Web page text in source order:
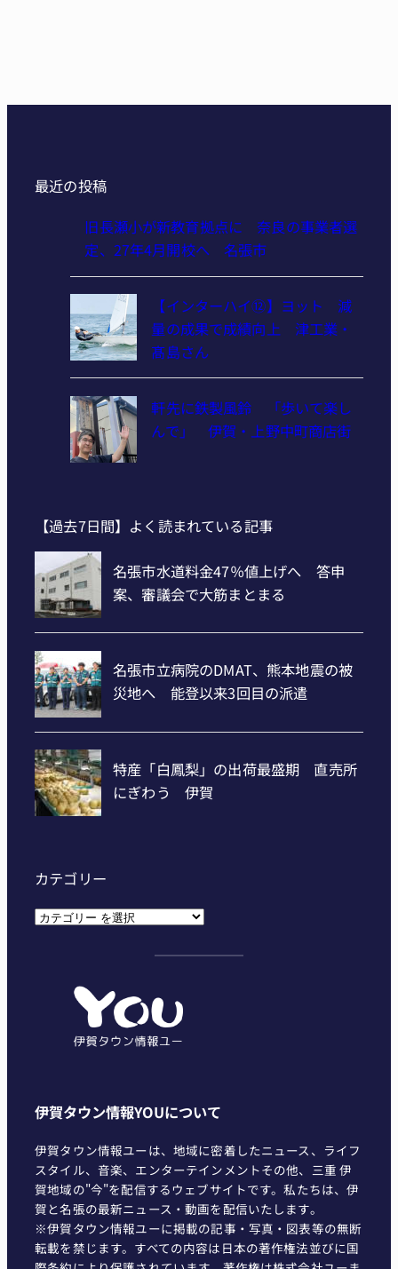
最近の投稿
旧長瀬小が新教育拠点に 奈良の事業者選
定、27年4月開校へ 名張市
【インターハイ⑫】ヨット 減
量の成果で成績向上 津工業・
髙島さん
軒先に鉄製風鈴 「歩いて楽し
んで」 伊賀・上野中町商店街
【過去7日間】よく読まれている記事
カテゴリー
カ
伊賀タウン情報YOUについて
伊賀タウン情報ユーは、地域に密着したニュース、ライフ
スタイル、音楽、エンターテインメントその他、三重 伊
賀地域の"今"を配信するウェブサイトです。私たちは、伊
賀と名張の最新ニュース・動画を配信いたします。
※伊賀タウン情報ユーに掲載の記事・写真・図表等の無断
転載を禁じます。すべての内容は日本の著作権法並びに国